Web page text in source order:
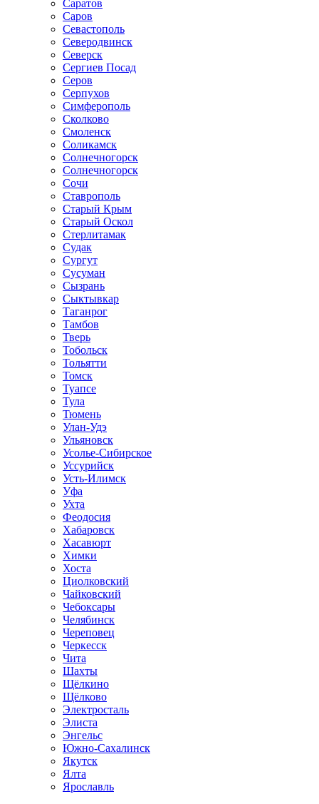
Саратов
Саров
Севастополь
Северодвинск
Северск
Сергиев Посад
Серов
Серпухов
Симферополь
Сколково
Смоленск
Соликамск
Солнечногорск
Солнечногорск
Сочи
Ставрополь
Старый Крым
Старый Оскол
Стерлитамак
Судак
Сургут
Сусуман
Сызрань
Сыктывкар
Таганрог
Тамбов
Тверь
Тобольск
Тольятти
Томск
Туапсе
Тула
Тюмень
Улан-Удэ
Ульяновск
Усолье-Сибирское
Уссурийск
Усть-Илимск
Уфа
Ухта
Феодосия
Хабаровск
Хасавюрт
Химки
Хоста
Циолковский
Чайковский
Чебоксары
Челябинск
Череповец
Черкесск
Чита
Шахты
Щёлкино
Щёлково
Электросталь
Элиста
Энгельс
Южно-Сахалинск
Якутск
Ялта
Ярославль